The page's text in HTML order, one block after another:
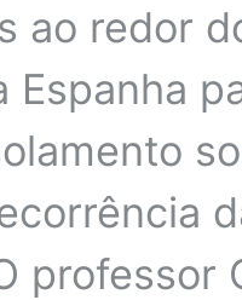
ao redor
Espanha
professor